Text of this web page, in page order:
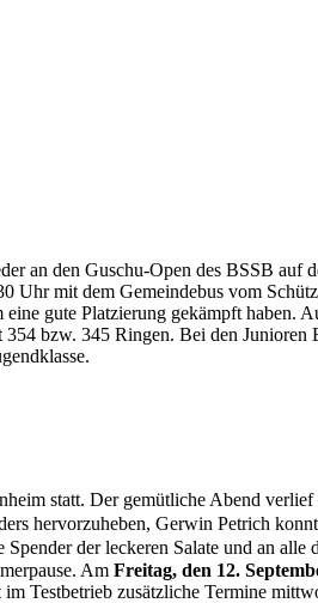
an den Guschu-Open des BSSB
Uhr mit dem Gemeindebus vom
gute Platzierung gekämpft haben.
bzw. 345 Ringen. Bei den
statt. Der gemütliche Abend verlief
hervorzuheben, Gerwin Petrich
der leckeren Salate und an
Am Freitag, den 12.
Testbetrieb zusätzliche Termine